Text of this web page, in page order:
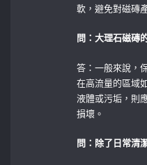
軟，避免對磁磚
問：大理石磁磚
答：一般來說，
在高流量的區域
液體或污垢，則
損壞。
問：除了日常清